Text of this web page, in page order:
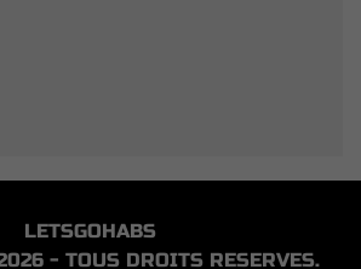
LETSGOHABS
- TOUS DROITS RESERVES.